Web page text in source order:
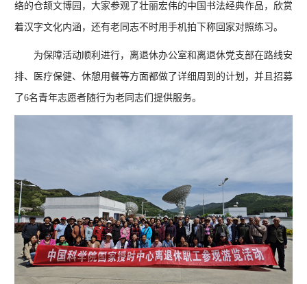
络的仓颉文博园，大家参观了壮丽宏伟的中国书法经典作品，欣赏
着汉字文化内涵，还有老同志不时用手机拍下称回家对照练习。
为保障活动顺利进行，离退休办公室和离退休党支部在路线安
排、医疗保健、休憩用餐等方面都做了详细周到的计划，并且招募
了6名青年志愿者随行为老同志们提供服务。